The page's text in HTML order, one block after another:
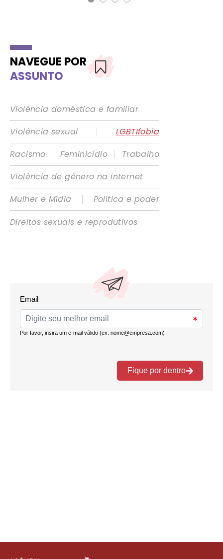
NAVEGUE POR
ASSUNTO
Violência doméstica e familiar
Violência sexual
|
LGBTIfobia
Racismo
| Feminicídio |
Trabalho
Violência de gênero na internet
Mulher e Mídia
|
Política e poder
Direitos sexuais e reprodutivos